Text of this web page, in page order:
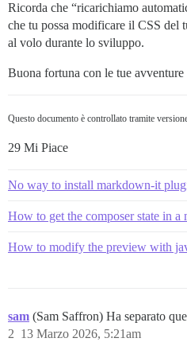
Ricorda che “ricarichiamo
che tu possa modificare il CSS del
al volo durante lo sviluppo.
Buona fortuna con le tue
Questo documento è controllato tramite
29 Mi Piace
No way to install markdown-it
How to get the composer state in a
How to modify the preview with
sam (Sam Saffron) Ha separato
13 Marzo 2026, 5:21am
2